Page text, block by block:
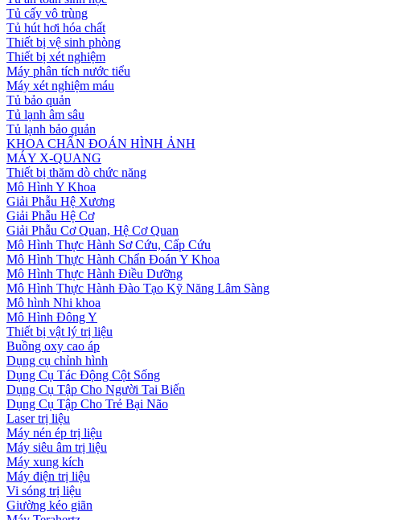
Tủ cấy vô trùng
Tủ hút hơi hóa chất
Thiết bị vệ sinh phòng
Thiết bị xét nghiệm
Máy phân tích nước tiểu
Máy xét nghiệm máu
Tủ bảo quản
Tủ lạnh âm sâu
Tủ lạnh bảo quản
KHOA CHẨN ĐOÁN HÌNH ẢNH
MÁY X-QUANG
Thiết bị thăm dò chức năng
Mô Hình Y Khoa
Giải Phẫu Hệ Xương
Giải Phẫu Hệ Cơ
Giải Phẫu Cơ Quan, Hệ Cơ Quan
Mô Hình Thực Hành Sơ Cứu, Cấp Cứu
Mô Hình Thực Hành Chẩn Đoán Y Khoa
Mô Hình Thực Hành Điều Dưỡng
Mô Hình Thực Hành Đào Tạo Kỹ Năng Lâm Sàng
Mô hình Nhi khoa
Mô Hình Đông Y
Thiết bị vật lý trị liệu
Buồng oxy cao áp
Dụng cụ chỉnh hình
Dụng Cụ Tác Động Cột Sống
Dụng Cụ Tập Cho Người Tai Biến
Dụng Cụ Tập Cho Trẻ Bại Não
Laser trị liệu
Máy nén ép trị liệu
Máy siêu âm trị liệu
Máy xung kích
Máy điện trị liệu
Vi sóng trị liệu
Giường kéo giãn